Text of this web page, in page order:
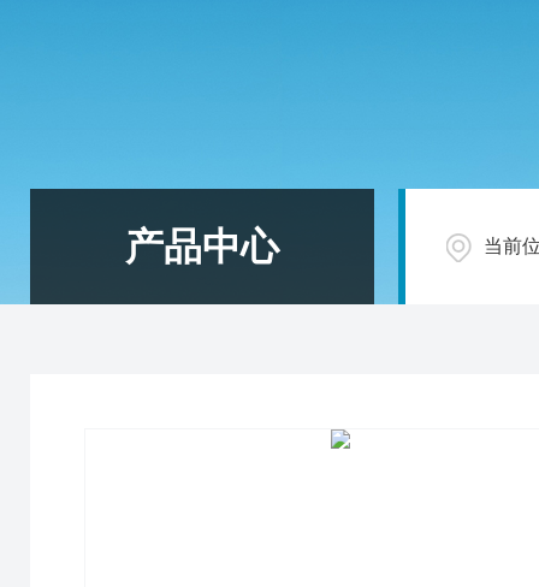
产品中心 当前